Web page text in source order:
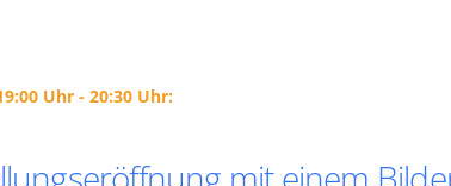
Uhr - 20:30 Uhr: